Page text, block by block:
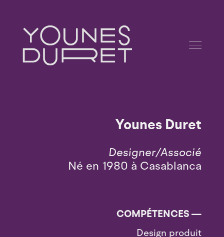
Younes Duret
Designer/Associé
Né en 1980 à Casablanca
COMPÉTENCES —
Design produit